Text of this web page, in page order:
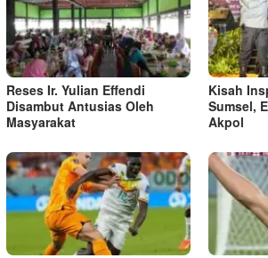
Reses Ir. Yulian Effendi
Disambut Antusias Oleh
Masyarakat
Kisah
Sumsel,
Akpol